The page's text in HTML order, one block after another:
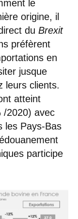
le
origine, il
du Brexit
préfèrent
en
jusque
leurs clients.
atteint
/2020) avec
les Pays-Bas
participe